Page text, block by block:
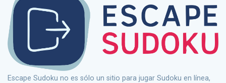
Escape Sudoku no es sólo un sitio para jugar Sudoku en línea,